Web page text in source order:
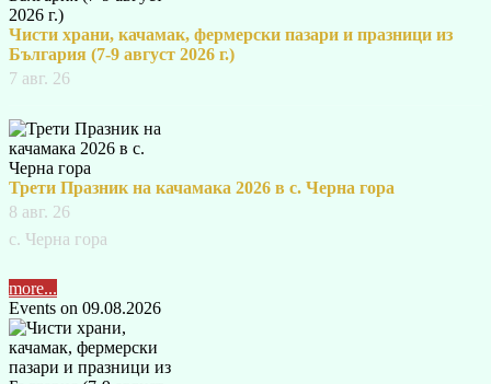
Чисти храни, качамак, фермерски пазари и празници из
България (7-9 август 2026 г.)
7 авг. 26
Трети Празник на качамака 2026 в с. Черна гора
8 авг. 26
с. Черна гора
more...
Events on 09.08.2026